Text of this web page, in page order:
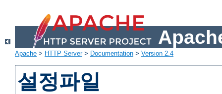
Apache > HTTP Server> Documentation > Version 2.4
설정파일